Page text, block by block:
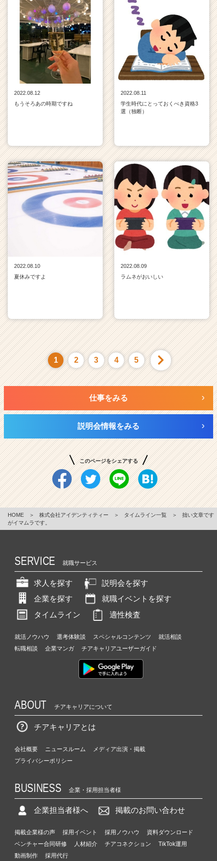
2022.08.12
もうそろあの時期ですね
2022.08.11
学生時代にとっておくべき資格3
選（独断）
2022.08.10
夏休みですよ
2022.08.09
ラムネがおいしい
1 2 3 4 5
仕事をみる
説明会情報をみる
このページをシェアする
HOME ＞ 株式会社アイデンティティー ＞ タイムライン一覧 ＞
拙い文章です
がイマムラです。
SERVICE 就職サービス
求人を探す
説明会を探す
企業を探す
就職イベントを探す
タイムライン
適性検査
就活ノウハウ 選考体験談 スペシャルコンテンツ
就活相談
転職相談
企業マンガ チアキャリアユーザーガイド
ABOUT チアキャリアについて
チアキャリアとは
会社概要 ニュースルーム
メディア出演・掲載
プライバシーポリシー
BUSINESS 企業・採用担当者様
企業担当者様へ 掲載のお問い合わせ
掲載企業様の声 採用イベント 採用ノウハウ
資料ダウンロード
ベンチャー合同研修
人材紹介 チアコネクション
TikTok運用
動画制作
採用代行